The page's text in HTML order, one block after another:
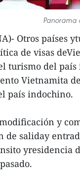
Panorama
Otros países
de visas
turismo del
Vietnamita
país indochino.
y
de saliday
yresidencia